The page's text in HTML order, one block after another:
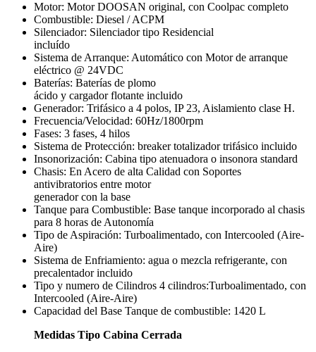
Motor: Motor DOOSAN original, con Coolpac completo
Combustible: Diesel / ACPM
Silenciador: Silenciador tipo Residencial
incluído
Sistema de Arranque: Automático con Motor de arranque
eléctrico @ 24VDC
Baterías: Baterías de plomo
ácido y cargador flotante incluido
Generador: Trifásico a 4 polos, IP 23, Aislamiento clase H.
Frecuencia/Velocidad: 60Hz/1800rpm
Fases: 3 fases, 4 hilos
Sistema de Protección: breaker totalizador trifásico incluido
Insonorización: Cabina tipo atenuadora o insonora standard
Chasis: En Acero de alta Calidad con Soportes
antivibratorios entre motor
generador con la base
Tanque para Combustible: Base tanque incorporado al chasis
para 8 horas de Autonomía
Tipo de Aspiración: Turboalimentado, con Intercooled (Aire-
Aire)
Sistema de Enfriamiento: agua o mezcla refrigerante, con
precalentador incluido
Tipo y numero de Cilindros 4 cilindros:Turboalimentado, con
Intercooled (Aire-Aire)
Capacidad del Base Tanque de combustible: 1420 L
Medidas Tipo Cabina Cerrada